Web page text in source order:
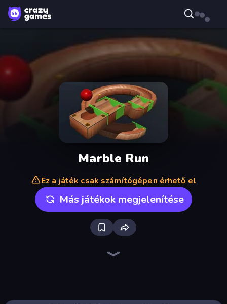
Marble Run
Ez a játék csak számítógépen érhető el
Más játékok megjelenítése